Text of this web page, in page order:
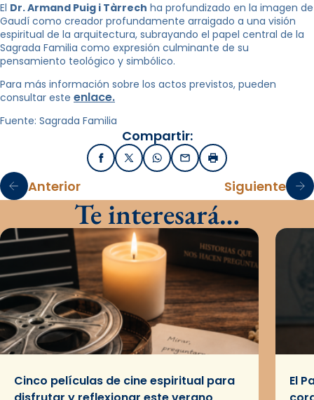
El Dr. Armand Puig i Tàrrech ha profundizado en la imagen de
Gaudí como creador profundamente arraigado a una visión
espiritual de la arquitectura, subrayando el papel central de la
Sagrada Familia como expresión culminante de su
pensamiento teológico y simbólico.
Para más información sobre los actos previstos, pueden
consultar este enlace.
Fuente: Sagrada Familia
Compartir:
FacebookX / TwitterWhatsApp
EmailImprimir
Anterior Siguiente
Te interesará…
Cinco películas de cine espiritual para
El